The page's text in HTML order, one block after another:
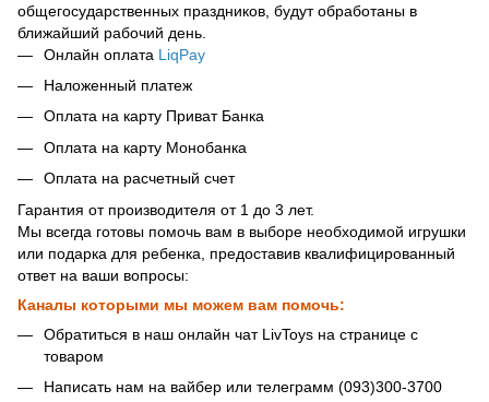
общегосударственных праздников, будут обработаны в
ближайший рабочий день.
Онлайн оплата LiqPay
Наложенный платеж
Оплата на карту Приват Банка
Оплата на карту Монобанка
Оплата на расчетный счет
Гарантия от производителя от 1 до 3 лет.
Мы всегда готовы помочь вам в выборе необходимой игрушки
или подарка для ребенка, предоставив квалифицированный
ответ на ваши вопросы:
Каналы которыми мы можем вам помочь:
Обратиться в наш онлайн чат LivToys на странице с
товаром
Написать нам на вайбер или телеграмм (093)300-3700